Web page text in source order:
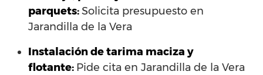
parquets:Solicita presupuesto en
Jarandilla de la Vera
Instalación de tarima maciza y
flotante: Pide cita en Jarandilla de la Vera